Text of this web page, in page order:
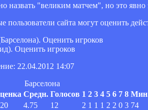
назвать "великим матчем", но это
пользователи сайта могут оценить
Оценить игроков
Оценить игроков
22.04.2012 14:07
Барселона
Средн. Голосов 1 2 3 4 5 6 7 8
4.75 12 2 1 1 1 2 2 0 3 74